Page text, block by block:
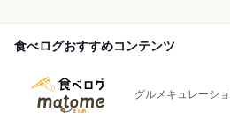
食べログおすすめコンテンツ
グルメキュレーシ